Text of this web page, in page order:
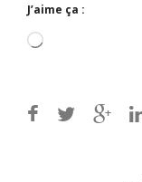
J’aime ça :
Chargement…